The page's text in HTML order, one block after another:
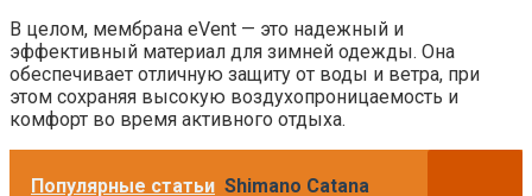
В целом, мембрана eVent — это надежный и
эффективный материал для зимней одежды. Она
обеспечивает отличную защиту от воды и ветра, при
этом сохраняя высокую воздухопроницаемость и
комфорт во время активного отдыха.
Популярные статьи Shimano Catana